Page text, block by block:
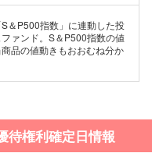
＆P500指数」に連動した投
ァンド。S＆P500指数の値
品の値動きもおおむね分か
待権利確定日情報